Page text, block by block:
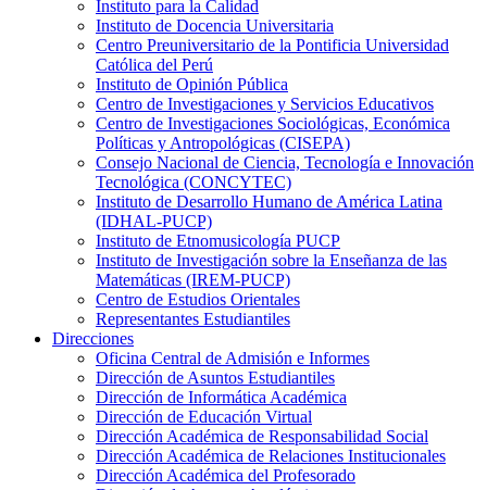
Instituto para la Calidad
Instituto de Docencia Universitaria
Centro Preuniversitario de la Pontificia Universidad
Católica del Perú
Instituto de Opinión Pública
Centro de Investigaciones y Servicios Educativos
Centro de Investigaciones Sociológicas, Económica
Políticas y Antropológicas (CISEPA)
Consejo Nacional de Ciencia, Tecnología e Innovación
Tecnológica (CONCYTEC)
Instituto de Desarrollo Humano de América Latina
(IDHAL-PUCP)
Instituto de Etnomusicología PUCP
Instituto de Investigación sobre la Enseñanza de las
Matemáticas (IREM-PUCP)
Centro de Estudios Orientales
Representantes Estudiantiles
Direcciones
Oficina Central de Admisión e Informes
Dirección de Asuntos Estudiantiles
Dirección de Informática Académica
Dirección de Educación Virtual
Dirección Académica de Responsabilidad Social
Dirección Académica de Relaciones Institucionales
Dirección Académica del Profesorado